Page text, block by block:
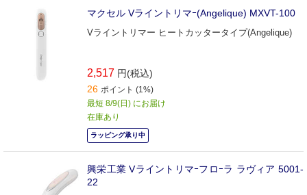
マクセル Vライントリマｰ(Angelique) MXVT-100
Vライントリマー ヒートカッタータイプ(Angelique)
2,517 円(税込)
26 ポイント (1%)
最短 8/9(日) にお届け
在庫あり
ラッピング承り中
興栄工業 Vライントリマｰフロｰラ ラヴィア 5001-
22